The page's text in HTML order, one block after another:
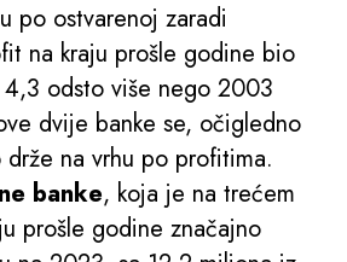
po ostvarenoj zaradi
na kraju prošle godine bio
odsto više nego 2003
dvije banke se, očigledno
na vrhu po profitima.
banke, koja je na trećem
prošle godine značajno